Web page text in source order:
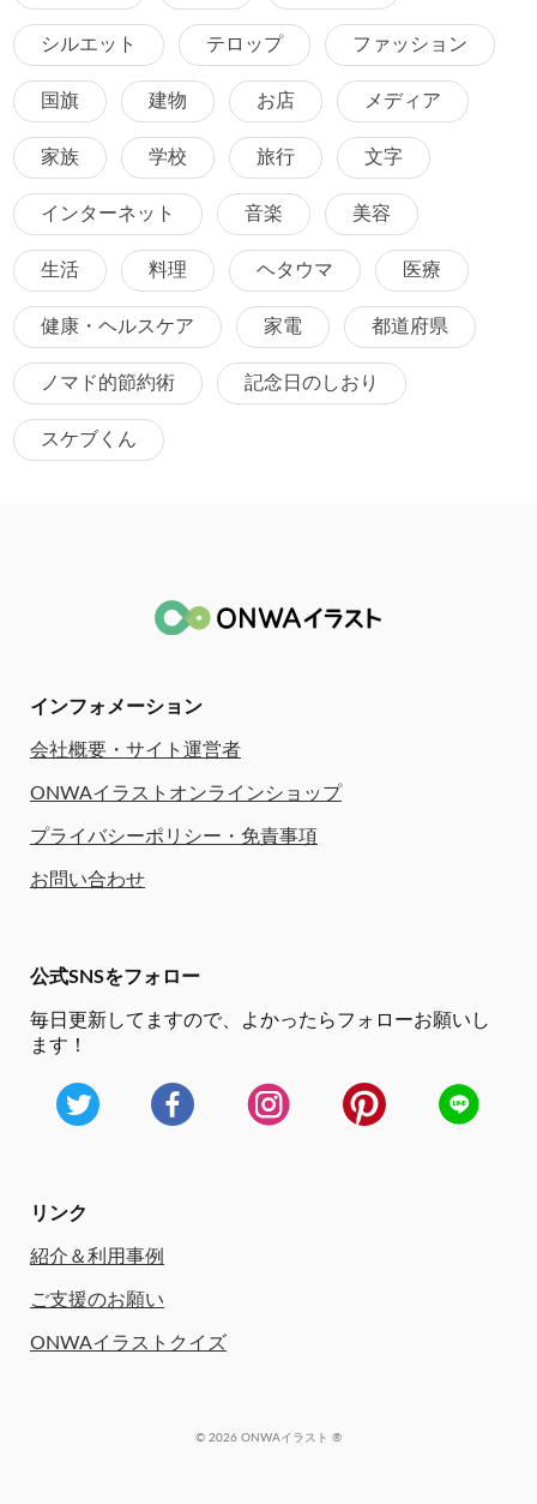
シルエット テロップ ファッション
国旗 建物 お店 メディア
家族 学校 旅行 文字
インターネット 音楽 美容
生活 料理 ヘタウマ 医療
健康・ヘルスケア 家電 都道府県
ノマド的節約術 記念日のしおり
スケブくん
インフォメーション
会社概要・サイト運営者
ONWAイラストオンラインショップ
プライバシーポリシー・免責事項
お問い合わせ
公式SNSをフォロー
毎日更新してますので、
よかったらフォローお願いし
ます！
リンク
紹介＆利用事例
ご支援のお願い
ONWAイラストクイズ
© 2026 ONWAイラスト ®